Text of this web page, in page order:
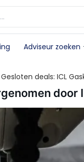
Adviseur zoeken
Gesloten deals: ICL
door